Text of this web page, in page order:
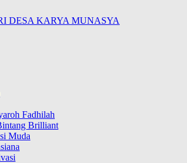
ingin berbagi berbagai hal di sekitarnya
Fadhilah
Brilliant
Muda